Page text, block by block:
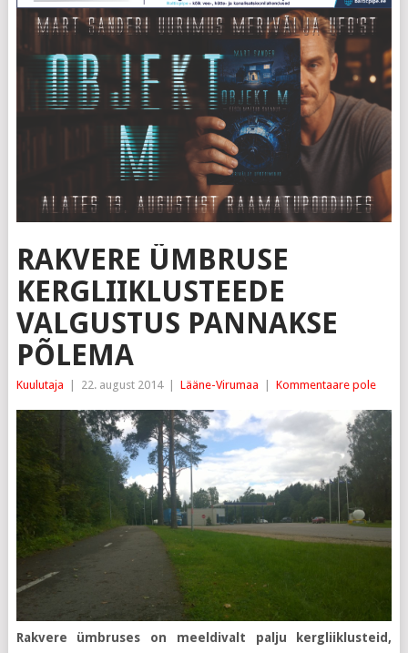
RAKVERE ÜMBRUSE
KERGLIIKLUSTEEDE
VALGUSTUS PANNAKSE
PÕLEMA
Kuulutaja 22. august 2014 Lääne-Virumaa Kommentaare pole
Rakvere ümbruses on meeldivalt palju kergliiklusteid,